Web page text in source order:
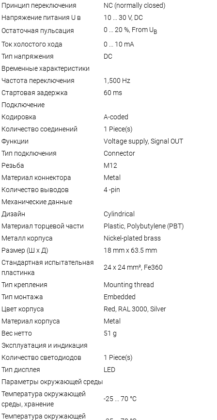
Принцип переключения
NC (normally closed)
Напряжение питания U в
10 ... 30 V, DC
Остаточная пульсация
0 ... 20 %, From UB
Ток холостого хода
0 ... 10 mA
Тип напряжения
DC
Временные характеристики
Частота переключения
1,500 Hz
Стартовая задержка
60 ms
Подключение
Кодировка
A-coded
Количество соединений
1 Piece(s)
Функции
Voltage supply, Signal OUT
Тип подключения
Connector
Резьба
M12
Материал коннектора
Metal
Количество выводов
4 -pin
Механические данные
Дизайн
Cylindrical
Материал торцевой части
Plastic, Polybutylene (PBT)
Металл корпуса
Nickel-plated brass
Размер (Ш x Д)
18 mm x 63.5 mm
Стандартная испытательная
пластинка
24 x 24 mm², Fe360
Тип крепления
Mounting thread
Тип монтажа
Embedded
Цвет корпуса
Red, RAL 3000, Silver
Материал корпуса
Metal
Вес нетто
51 g
Эксплуатация и индикация
Количество светодиодов
1 Piece(s)
Тип дисплея
LED
Параметры окружающей среды
Температура окружающей
среды, хранение
-25 ... 70 °C
Температура окружающей